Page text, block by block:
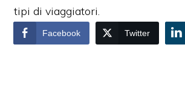
tipi di viaggiatori.
Facebook Twitter